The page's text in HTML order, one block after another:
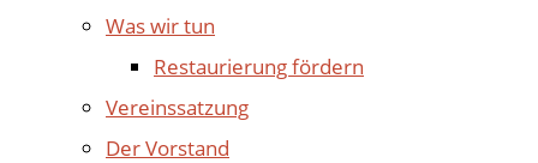
Was wir tun
Restaurierung fördern
Vereinssatzung
Der Vorstand